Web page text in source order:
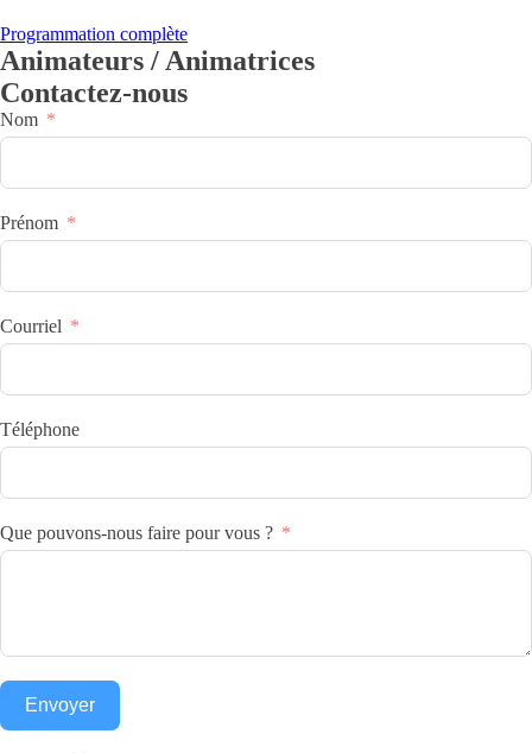
Programmation complète
Animateurs / Animatrices
Contactez-nous
Nom
Prénom
Courriel
Téléphone
Que pouvons-nous faire pour vous ?
Envoyer